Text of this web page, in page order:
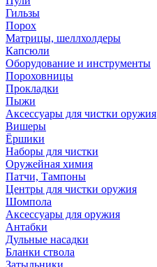
Гильзы
Порох
Матрицы, шеллхолдеры
Капсюли
Оборудование и инструменты
Пороховницы
Прокладки
Пыжи
Аксессуары для чистки оружия
Вишеры
Ёршики
Наборы для чистки
Оружейная химия
Патчи, Тампоны
Центры для чистки оружия
Шомпола
Аксессуары для оружия
Антабки
Дульные насадки
Бланки ствола
Затыльники